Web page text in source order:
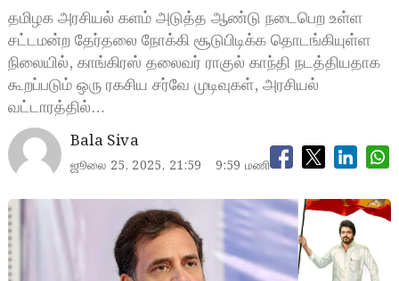
தமிழக அரசியல் களம் அடுத்த ஆண்டு நடைபெற உள்ள
சட்டமன்ற தேர்தலை நோக்கி சூடுபிடிக்க தொடங்கியுள்ள
நிலையில், காங்கிரஸ் தலைவர் ராகுல் காந்தி நடத்தியதாக
கூறப்படும் ஒரு ரகசிய சர்வே முடிவுகள், அரசியல்
வட்டாரத்தில்…
Bala Siva
ஜூலை 25, 2025, 21:59 9:59 மணி